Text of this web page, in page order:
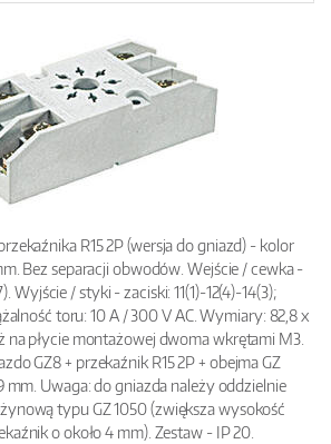
R15 2P (wersja do gniazd) - kolor
Bez separacji obwodów. Wejście / cewka -
Wyjście / styki - zaciski: 11(1)-12(4)-14(3);
toru: 10 A / 300 V AC. Wymiary: 82,8 x
na płycie montażowej dwoma wkrętami M3.
GZ8 + przekaźnik R15 2P + obejma GZ
mm. Uwaga: do gniazda należy oddzielnie
typu GZ 1050 (zwiększa wysokość
o około 4 mm). Zestaw - IP 20.